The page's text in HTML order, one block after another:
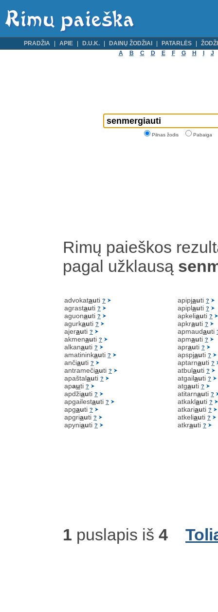
PRADŽIA APIE D.U.K. DAINŲ ŽODŽIAI PATARLĖS
A
B C D E F G H J
Pilnas žodis Pabaiga
Rimų paieškos
pagal užklausą
advokatauti ?
agrastauti ?
aguonauti ?
agurkauti ?
ajerauti ?
akmenauti ?
alkanauti ?
amatininkauti ?
ančiauti ?
antramečiauti ?
apaštalauti ?
apauti ?
apdžiauti ?
apgailestauti ?
apgauti ?
apgriauti ?
apyniauti ?
apipjauti ?
apiplauti ?
apkeliauti ?
apkrauti ?
apmaudauti
apmauti ?
aprauti ?
apspjauti ?
aptarnauti ?
atbulauti ?
atgailauti ?
atgauti ?
atitarnauti ?
atkaklauti ?
atkariauti ?
atkeliauti ?
atkrauti ?
1 puslapis iš 4